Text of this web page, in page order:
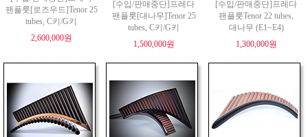
팬플룻[로즈우드]Tenor 25
tubes, C키/G키
2,600,000원
[수입/판매중단]프레다
팬플룻[대나무]Tenor 25
tubes, C키/G키
1,500,000원
[수입/판매중단]프레다
팬플룻Tenor 22 tubes,
대나무 (E1~E4)
1,300,000원